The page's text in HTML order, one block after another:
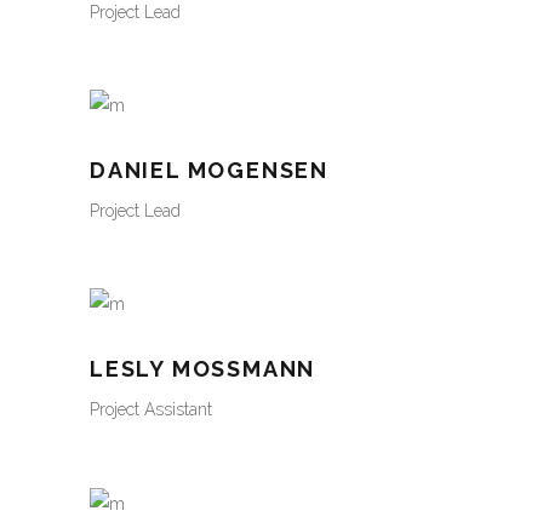
Project Lead
DANIEL MOGENSEN
Project Lead
LESLY MOSSMANN
Project Assistant